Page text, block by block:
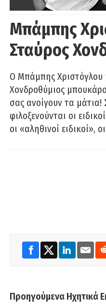
Μπάμπης
Σταύρος
O Μπάμπης Χριστόγλου
Χονδροθύμιος
σας ανοίγουν τα μάτια!
φιλοξενούνται οι
οι «αληθινοί ειδικοί»,
Προηγούμενα Ηχητικά